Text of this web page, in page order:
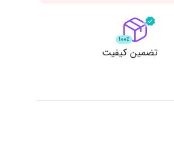
تضمین کیفیت